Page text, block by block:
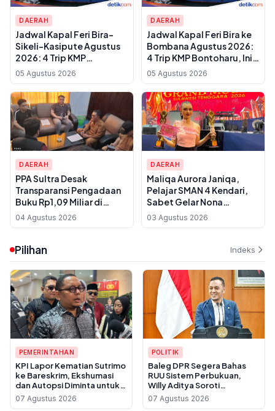
DAERAH
Jadwal Kapal Feri Bira-
Sikeli-Kasipute Agustus
2026: 4 Trip KMP
Bontoharu dan Rincian
Harga Tiket Dewasa
hingga Kendaraan
Golongan IX
05 Agustus 2026
DAERAH
Jadwal Kapal Feri Bira ke
Bombana Agustus 2026:
4 Trip KMP Bontoharu, Ini
Rincian Harga Tiket
Dewasa hingga Golongan
IX
05 Agustus 2026
DAERAH
PPA Sultra Desak
Transparansi Pengadaan
Buku Rp1,09 Miliar di
Konawe, Plt Kadis Dikbud
Buka Suara soal Dua
04 Agustus 2026
DAERAH
Maliqa Aurora Janiqa,
Pelajar SMAN 4 Kendari,
Sabet Gelar Nona
Indonesia Sultra 2026 dan
Siap Berlaga di
03 Agustus 2026
Pilihan Indeks
PEMERINTAHAN
KPI Lapor Kematian Sutrimo
ke Bareskrim, Ekshumasi
dan Autopsi Diminta untuk
Usut Dugaan Pembunuhan
07 Agustus 2026
POLITIK
Baleg DPR Segera Bahas
RUU Sistem Perbukuan,
Willy Aditya Soroti
Maraknya Penerbit Gulung
Tikar
07 Agustus 2026